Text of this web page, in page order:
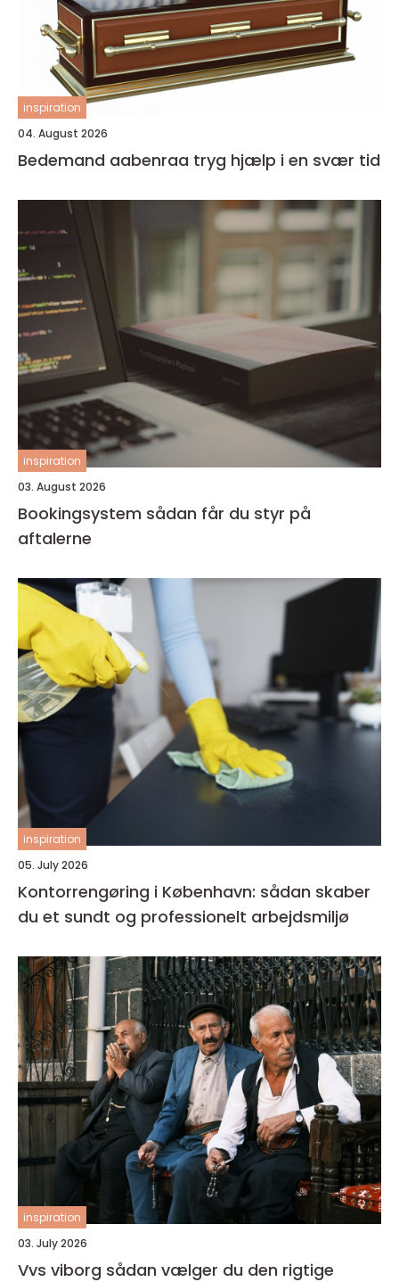
inspiration
04. August 2026
Bedemand aabenraa tryg hjælp i en svær tid
inspiration
03. August 2026
Bookingsystem sådan får du styr på
aftalerne
inspiration
05. July 2026
Kontorrengøring i København: sådan skaber
du et sundt og professionelt arbejdsmiljø
inspiration
03. July 2026
Vvs viborg sådan vælger du den rigtige